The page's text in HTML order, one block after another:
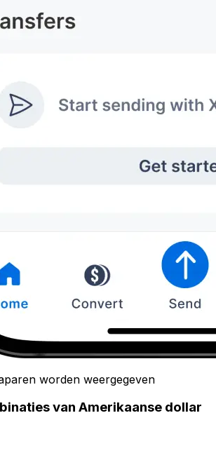
worden weergegeven
van Amerikaanse dollar